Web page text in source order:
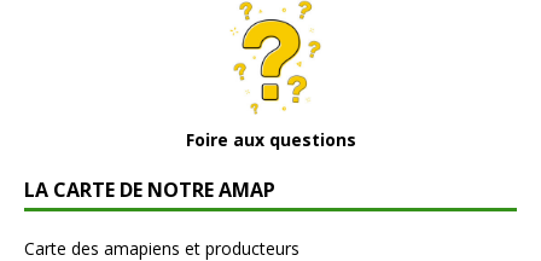
Foire aux questions
LA CARTE DE NOTRE AMAP
Carte des amapiens et producteurs